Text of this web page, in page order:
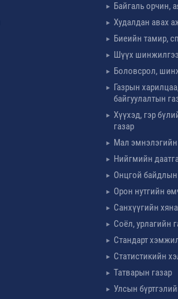
Байгаль орчин,
Худалдан авах
Биеийн тамир,
Шүүх
Боловсрол,
Газрын
байгуулалтын
Хүүхэд, гэр
газар
Мал эмнэлэгийн
Нийгмийн
Онцгой байдлын
Орон нутгийн
Санхүүгийн
Соёл, урлагийн
Стандарт
Статистикийн
Татварын газар
Улсын